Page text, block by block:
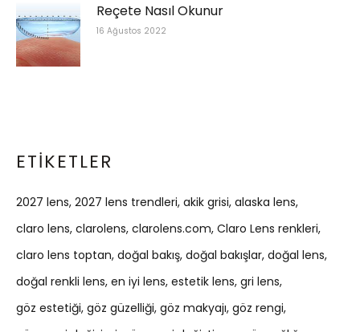
Reçete Nasıl Okunur
16 Ağustos 2022
ETIKETLER
2027 lens 2027 lens trendleri akik grisi alaska lens
claro lens clarolens clarolens.com Claro Lens renkleri
claro lens toptan doğal bakış doğal bakışlar doğal lens
doğal renkli lens en iyi lens estetik lens gri lens
göz estetiği göz güzelliği göz makyajı göz rengi